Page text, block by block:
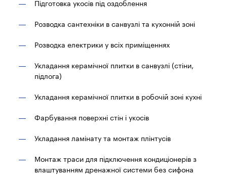
Підготовка укосів під оздоблення
Розводка сантехніки в санвузлі та кухонній зоні
Розводка електрики у всіх приміщеннях
Укладання керамічної плитки в санвузлі (стіни,
підлога)
Укладання керамічної плитки в робочій зоні кухні
Фарбування поверхні стін і укосів
Укладання ламінату та монтаж плінтусів
Монтаж траси для підключення кондиціонерів з
влаштуванням дренажної системи без сифона